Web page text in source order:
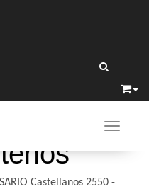
Toggle
Castellanos 2550 -